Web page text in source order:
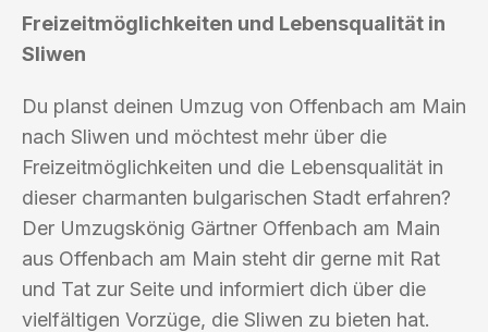
Freizeitmöglichkeiten und Lebensqualität in
Sliwen
Du planst deinen Umzug von Offenbach am Main
nach Sliwen und möchtest mehr über die
Freizeitmöglichkeiten und die Lebensqualität in
dieser charmanten bulgarischen Stadt erfahren?
Der Umzugskönig Gärtner Offenbach am Main
aus Offenbach am Main steht dir gerne mit Rat
und Tat zur Seite und informiert dich über die
vielfältigen Vorzüge, die Sliwen zu bieten hat.